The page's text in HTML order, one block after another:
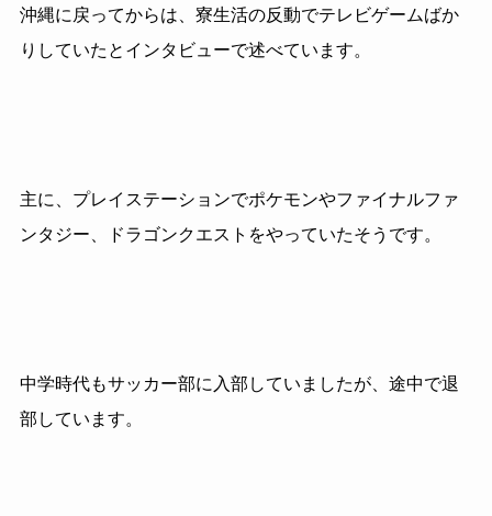
沖縄に戻ってからは、寮生活の反動でテレビゲームばか
りしていたとインタビューで述べています。
主に、プレイステーションでポケモンやファイナルファ
ンタジー、ドラゴンクエストをやっていたそうです。
中学時代もサッカー部に入部していましたが、途中で退
部しています。